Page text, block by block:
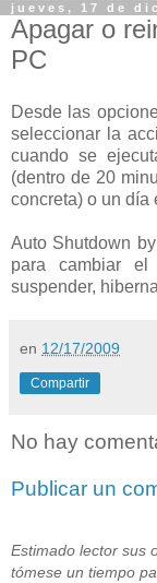
jueves, 17 de
Apagar o
PC
Desde las
seleccionar la
cuando se
(dentro de 20
concreta) o un día
Auto Shutdown
para cambiar el
suspender,
en 12/17/2009
Compartir
No hay
Publicar un
Estimado lector sus
tómese un tiempo